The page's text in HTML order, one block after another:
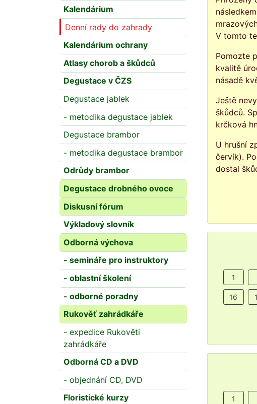
Kalendárium
Denní rady do zahrady
Kalendárium ochrany
Atlasy chorob a škůdců
Degustace v ČZS
Degustace jablek
- metodika degustace jablek
Degustace brambor
- metodika degustace brambor
Odrůdy brambor
Degustace drobného ovoce
Diskusní fórum
Výkladový slovník
Odborná výchova
- semináře pro instruktory
- oblastní školení
- odborné poradny
Rukověť zahrádkáře
- expedice Rukověti
zahrádkáře
Odborná CD a DVD
- objednání CD, DVD
Floristické kurzy
V tomto
Pomozte
kvalitě
násadě
Ještě
škůdců.
krčková
U hrušní
červík).
dostal
1
16
1